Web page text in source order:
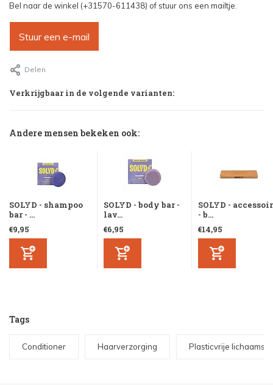
Bel naar de winkel (+31570-611438) of stuur ons een mailtje.
Stuur een e-mail
Delen
Verkrijgbaar in de volgende varianten:
Andere mensen bekeken ook:
SOLYD - shampoo
bar - ...
€9,95
SOLYD - body bar -
lav...
€6,95
SOLYD -
- b...
€14,95
Tags
Conditioner Haarverzorging Plasticvrije